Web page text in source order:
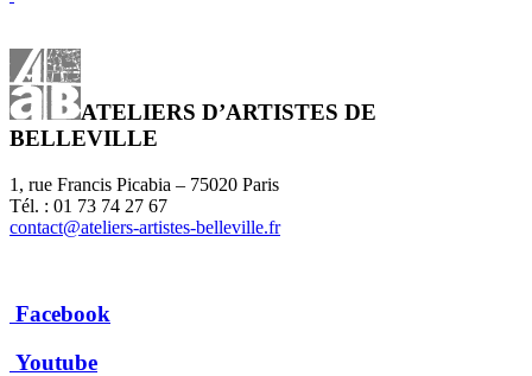
ATELIERS D’ARTISTES DE
BELLEVILLE
1, rue Francis Picabia – 75020 Paris
Tél. : 01 73 74 27 67
contact@ateliers-artistes-belleville.fr
Facebook
Youtube